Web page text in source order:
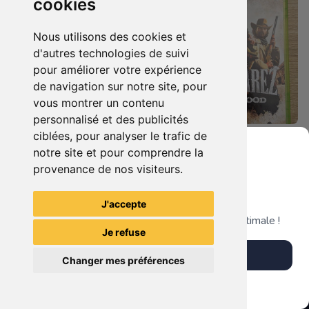
cookies
Nous utilisons des cookies et
d'autres technologies de suivi
pour améliorer votre expérience
de navigation sur notre site, pour
vous montrer un contenu
personnalisé et des publicités
ciblées, pour analyser le trafic de
notre site et pour comprendre la
provenance de nos visiteurs.
J'accepte
Je refuse
Changer mes préférences
19.90 € 0
Cars 3 - Course Vers La Victoire Xbox 360
8.90 €
TheGamingR83
Grenier du Geek
Télécharge notre app pour une expérience optimale !
Télécharger l'app